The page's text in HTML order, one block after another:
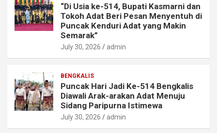
“Di Usia ke-514, Bupati Kasmarni dan
Tokoh Adat Beri Pesan Menyentuh di
Puncak Kenduri Adat yang Makin
Semarak”
July 30, 2026 admin
BENGKALIS
Puncak Hari Jadi Ke-514 Bengkalis
Diawali Arak-arakan Adat Menuju
Sidang Paripurna Istimewa
July 30, 2026 admin